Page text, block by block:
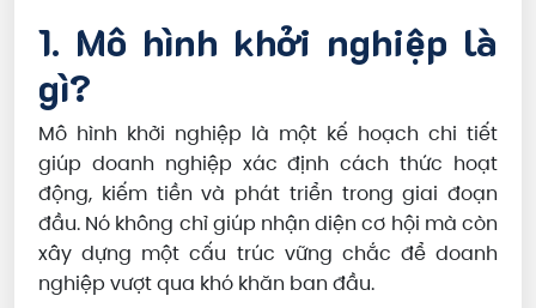
1. Mô hình khởi nghiệp là
gì?
Mô hình khởi nghiệp là một kế hoạch chi tiết
giúp doanh nghiệp xác định cách thức hoạt
động, kiếm tiền và phát triển trong giai đoạn
đầu. Nó không chỉ giúp nhận diện cơ hội mà còn
xây dựng một cấu trúc vững chắc để doanh
nghiệp vượt qua khó khăn ban đầu.